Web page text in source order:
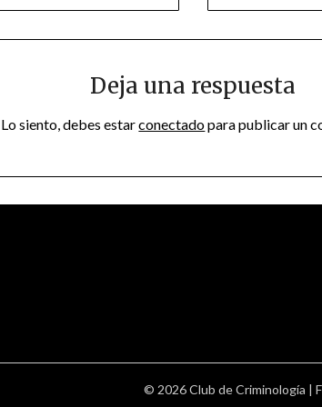
Deja una respuesta
Lo siento, debes estarconectadopara publicar un
© 2026 Club de Criminología |